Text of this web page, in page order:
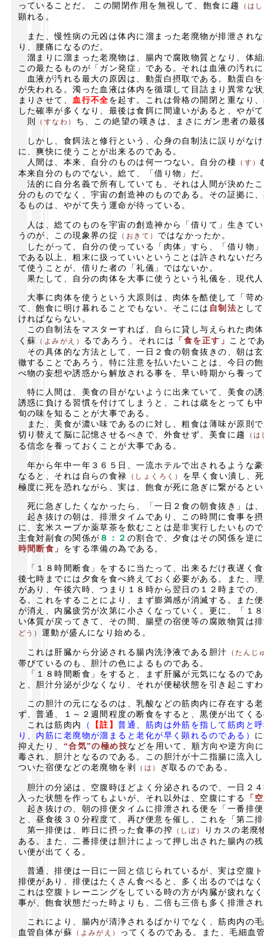
っていることだ。 この開閉作用を無視して、飽食に趨
（は
顕れる。
また、慢性病の元凶は体内に溜まった老廃物が排泄され
り、腰痛になるのだ。
溜まりに溜まった老廃物は、腸内で腐敗物質となり、体
この最たるものが「ガン発症」である。それは血液の汚れ
血液が汚れる最大の原因は、動蛋白摂取である。動蛋白
が失われる。濁った血液は体内を循環して目詰まり異常な
まりさせて、
血行不全を起す。これは骨格の開閉と重なり
した確率が多くなり、最後は食餌に間違いがあると、やが
則
（すなわ） ち、この絶望の嘆きは、まさにガン患者の最
しかし、食餌法と修行という、心身の自制法に誤りがな
に、爽快に使うことが出来るのである。
人間は、本来、自分のものは何一つない。自分の棲 （す）
本来自分のものでない。総て、「借り物」だ。
法的に自分名義で所有していても、それは人間が決めた
分のものでなく、宇宙の創造神のものである。その証拠に
るものは、やがて失う運命が待っている。
人は、総てのものを宇宙の創造神から「借りて」生きて
うのが、この現象界の掟
（おきて）
ではなかったか。
したがって、自分の使っている「肉体」すら、「借り物
である以上、粗末に扱っていいということは許されないだ
て使うことが、借りた者の「礼儀」ではないか。
果たして、自分の肉体を大事に使うという礼儀を、現代
大事に肉体を使うという大原則は、肉体を酷使して「苛
て、飽食に明け暮れることでもない。そこには 自制法とし
ければならない。
この自制法をマスターすれば、自らに貸し与えられた肉
く蘇
（よみがえ） るであろう。それには 「食を正す」
ことで
その具体的な方法として、一日２食の朝食抜きの、朝は
徹することであろう。特に注意を払いたいことは、今日の
べ物の妄想や誘惑から解放される事を、早い時期から養っ
特に人間は、美食の目がないように出来ていて、美食の
誘惑に負ける習慣を付けてしまうと、これは歳をとっても
旬の味を知ることが大事である。
また、美食が濃い味であるのに対し、粗食は薄味が原則
切り替えて脳に記憶させるべきで、外食せず、美食に趨
（
る信念を養っておくことが大事である。
年から年中一年３６５日、一流ホテルで出されるような
なると、それは自らの食禄
（しょくろく） を早く食い潰し、
極度に死を恐れながら、実は、飽食が死に急ぎに繋がると
死に急ぎしたくなかったら、「一日２食の朝食抜き」は
起き抜けの朝は、排泄タイムであり、この時間に食事を
に、玄米スープか薬草茶を飲むことは是非実行したいもの
主食対副食の関係が ８：２ の割合で、夕食はその関係を逆
時間断食」 をする準備の為である。
「１８時間断食」をするに当たって、出来るだけ夜遅く
後七時までには夕食を食べ終えておく必要がある。また、
があり、午後六時、つまり１８時から翌日の１２時までの
る。これをすることにより、まず膨満感が消滅する。また
が消え、内臓疲労が次第に小さくなっていく。更に、「１
い体質が戻ってきて、その間、腸壁の宿便等の腐敗物質は
どう） 運動が盛んになり始める。
これは肝臓から分泌される腸内洗浄液である胆汁 （たんじ
帯びているのも、胆汁の色によるものである。
「１８時間断食」をすると、まず肝臓が元気になるので
と、胆汁分泌が少なくなり、それが便秘状態を引き起こす
この胆汁の元になるのは、乳酸などの筋肉内に存在する
ず、普通、１～２週間程度の断食をすると、黒便が出てく
これは筋肉内
（ 【註】普通、筋肉は外筋を指して筋肉と
り、内筋に老廃物が溜まると老化が早く顕れるのである）
抑えたり、 “合気”の極め技などを用いて、順方向や逆方向
毒され、胆汁となるのである。この胆汁が十二指腸に流入
ついた宿便などの老廃物を剥
（は） ぎ取るのである。
胆汁の分泌は、空腹時ほどよく分泌されるので、一日２
入った状態を作ってもよいが、それ以外は、空腹にする
「
起き抜けの、朝の排便タイムに排泄される便を「一番排
と、昼食後３０分程度て、再び便意を催し、これを「第二
第一排便は、昨日に摂った食事の搾 （しぼ）
りカスの老廃
ある。また、二番排便は胆汁によって押し出された腸内の
い便が出てくる。
普通、排便は一日に一回と信じられているが、実は空腹
排便があり、排便はたくさん食べると、多く出るのではな
これは空腹トレーニングをしている時の方が内臓が疲れな
事が、飽食状態だった時よりも、二倍も三倍も多く排泄さ
これにより、腸内が清浄されるばかりでなく、筋肉内の
血管自体が蘇 （よみがえ）
ってくるのである。また、毛細血